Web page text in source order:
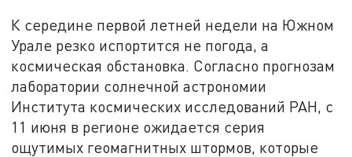
К середине первой летней недели на Южном
Урале резко испортится не погода, а
космическая обстановка. Согласно прогнозам
лаборатории солнечной астрономии
Института космических исследований РАН, с
11 июня в регионе ожидается серия
ощутимых геомагнитных штормов, которые